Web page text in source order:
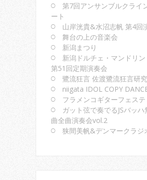
第7回アンサンブルクライ
ート
山岸洸貴&水沼志帆 第4回
舞台の上の音楽会
新潟まつり
新潟ドルチェ・マンドリ
第51回定期演奏会
鷺流狂言 佐渡鷺流狂言研
niigata IDOL COPY
フラメンコギターフェス
ガット弦で奏でるJSバッ
曲全曲演奏会vol.2
狭間美帆&デンマークラジ